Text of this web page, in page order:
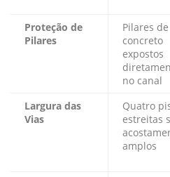
Proteção de
Pilares
Pilares de
concreto
expostos
no canal
Largura das
Vias
Quatro
estreitas
amplos